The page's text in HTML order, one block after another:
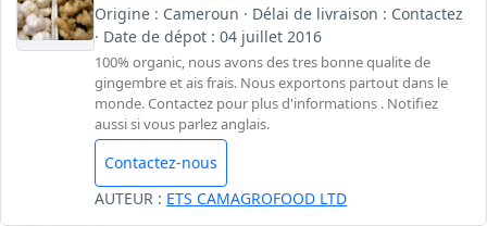
Origine : Cameroun · Délai de livraison : Contactez
· Date de dépot : 04 juillet 2016
100% organic, nous avons des tres bonne qualite de
gingembre et ais frais. Nous exportons partout dans le
monde. Contactez pour plus d'informations . Notifiez
aussi si vous parlez anglais.
Contactez-nous
AUTEUR : ETS CAMAGROFOOD LTD